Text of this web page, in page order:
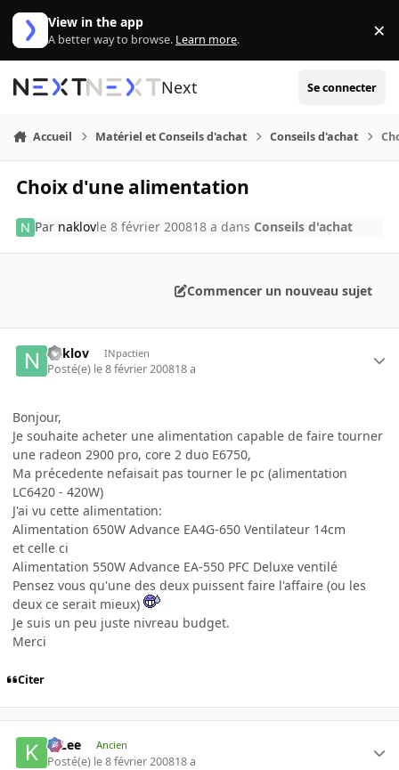
Aller au contenu
View in the app
A better way to browse. Learn more. ×
Next Se connecter
Accueil Matériel et Conseils d'achat Conseils d'achat
Choix d'une alimentation
Par naklovle 8 février 200818 a dans Conseils d'achat
Commencer un nouveau sujet
naklov INpactien
Posté(e) le 8 février 200818 a
Bonjour,
Je souhaite acheter une alimentation capable de faire tourner
une radeon 2900 pro, core 2 duo E6750,
Ma précedente nefaisait pas tourner le pc (alimentation
LC6420 - 420W)
J'ai vu cette alimentation:
Alimentation 650W Advance EA4G-650 Ventilateur 14cm
et celle ci
Alimentation 550W Advance EA-550 PFC Deluxe ventilé
Pensez vous qu'une des deux puissent faire l'affaire (ou les
deux ce serait mieux)
Je suis un peu juste nivreau budget.
Merci
Citer
K-Lee Ancien
Posté(e) le 8 février 200818 a